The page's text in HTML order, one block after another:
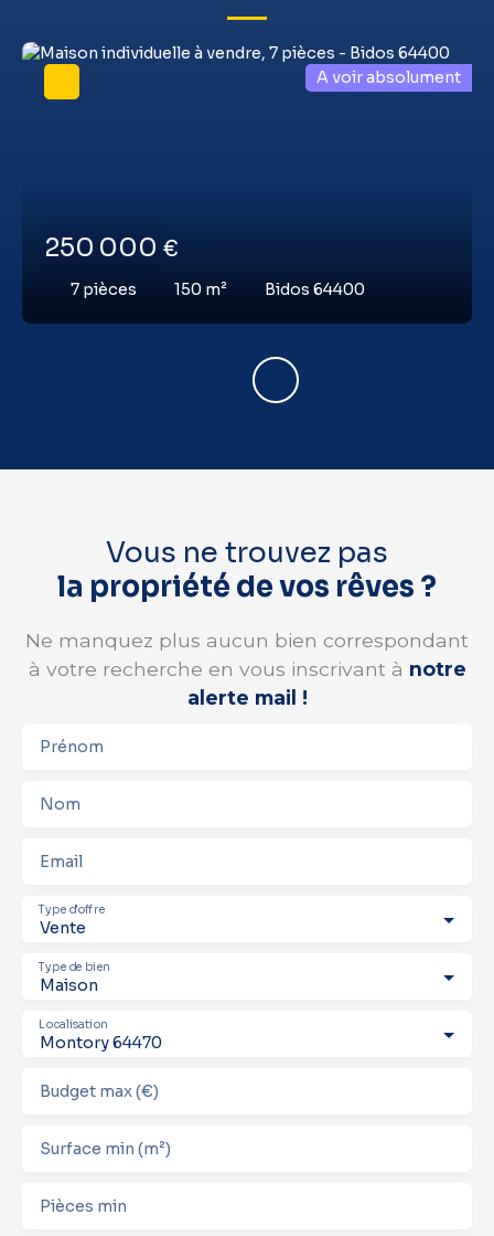
250 000 €
7 pièces 150 m² Bidos 64400
A voir absolument
Vous ne trouvez pas
la propriété de vos rêves ?
Ne manquez plus aucun bien correspondant
à votre recherche en vous inscrivant à notre
alerte mail !
Prénom
Nom
Email
Vente
Type d'offre
Maison
Type de bien
Montory 64470
Localisation
Budget max (€)
Surface min (m²)
Pièces min